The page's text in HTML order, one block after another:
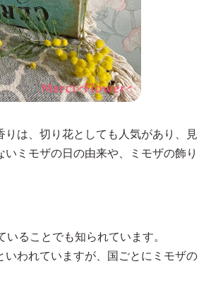
は、切り花としても人気があり、見
ミモザの日の由来や、ミモザの飾り
ることでも知られています。
いわれていますが、国ごとにミモザの